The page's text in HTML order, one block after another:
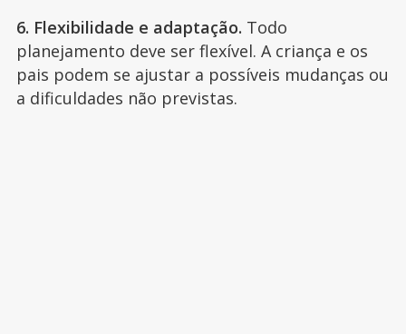
6. Flexibilidade e adaptação. Todo
planejamento deve ser flexível. A criança e os
pais podem se ajustar a possíveis mudanças ou
a dificuldades não previstas.